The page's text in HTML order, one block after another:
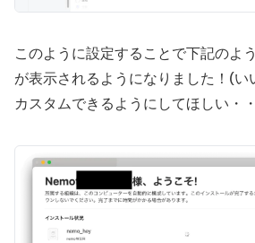
このように設定することで下記のよ
が表示されるようになりました！(
カスタムできるようにしてほしい・